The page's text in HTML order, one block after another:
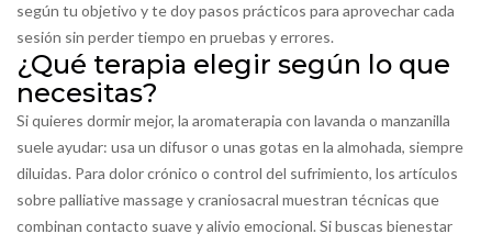
según tu objetivo y te doy pasos prácticos para aprovechar cada
sesión sin perder tiempo en pruebas y errores.
¿Qué terapia elegir según lo que
necesitas?
Si quieres dormir mejor, la aromaterapia con lavanda o manzanilla
suele ayudar: usa un difusor o unas gotas en la almohada, siempre
diluidas. Para dolor crónico o control del sufrimiento, los artículos
sobre palliative massage y craniosacral muestran técnicas que
combinan contacto suave y alivio emocional. Si buscas bienestar